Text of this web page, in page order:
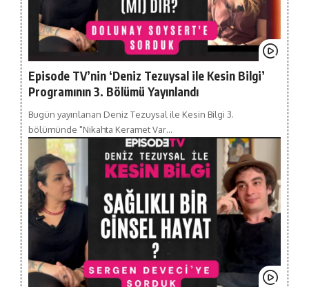
Episode TV’nin ‘Deniz Tezuysal ile Kesin Bilgi’
Programının 3. Bölümü Yayınlandı
Bugün yayınlanan Deniz Tezuysal ile Kesin Bilgi 3.
bölümünde "Nikahta Keramet Var…